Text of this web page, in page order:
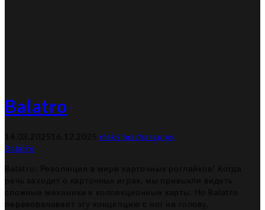
Balatro
14.03.2025 16.12.2025 maksimscharapow
Balatro
Balatro: Революция в мире карточных роглайков! Когда
речь заходит о карточных играх, мы привыкли видеть
сложные механики и коллекционные карты. Но Balatro
переворачивает эту концепцию с ног на голову,